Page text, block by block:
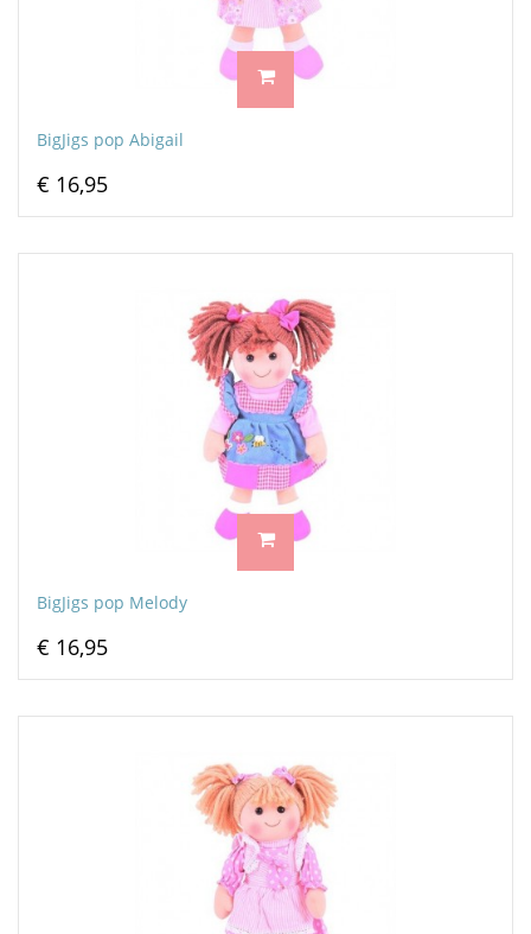
BigJigs pop Abigail
€ 16,95
BigJigs pop Melody
€ 16,95